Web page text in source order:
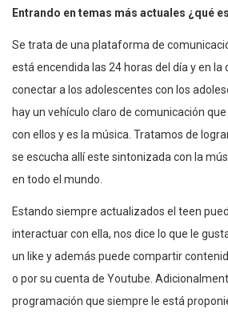
Entrando en temas más actuales ¿qué
Se trata de una plataforma de
está encendida las 24 horas del día y en la
conectar a los adolescentes con los
hay un vehículo claro de comunicación
con ellos y es la música. Tratamos de
se escucha allí este sintonizada con la
en todo el mundo.
Estando siempre actualizados el teen
interactuar con ella, nos dice lo que le
un like y además puede compartir
o por su cuenta de Youtube.
programación que siempre le está